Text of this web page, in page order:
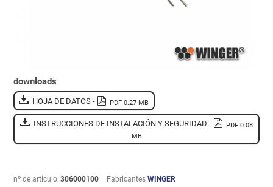
downloads
HOJA DE DATOS - PDF 0.27 MB
INSTRUCCIONES DE INSTALACIÓN Y SEGURIDAD -
PDF 0.08
MB
nº de artículo: 306000100 Fabricantes WINGER